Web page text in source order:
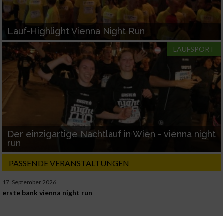
Lauf-Highlight Vienna Night Run
LAUFSPORT
Der einzigartige Nachtlauf in Wien - vienna night
run
PASSENDE VERANSTALTUNGEN
17. September 2026
erste bank vienna night run